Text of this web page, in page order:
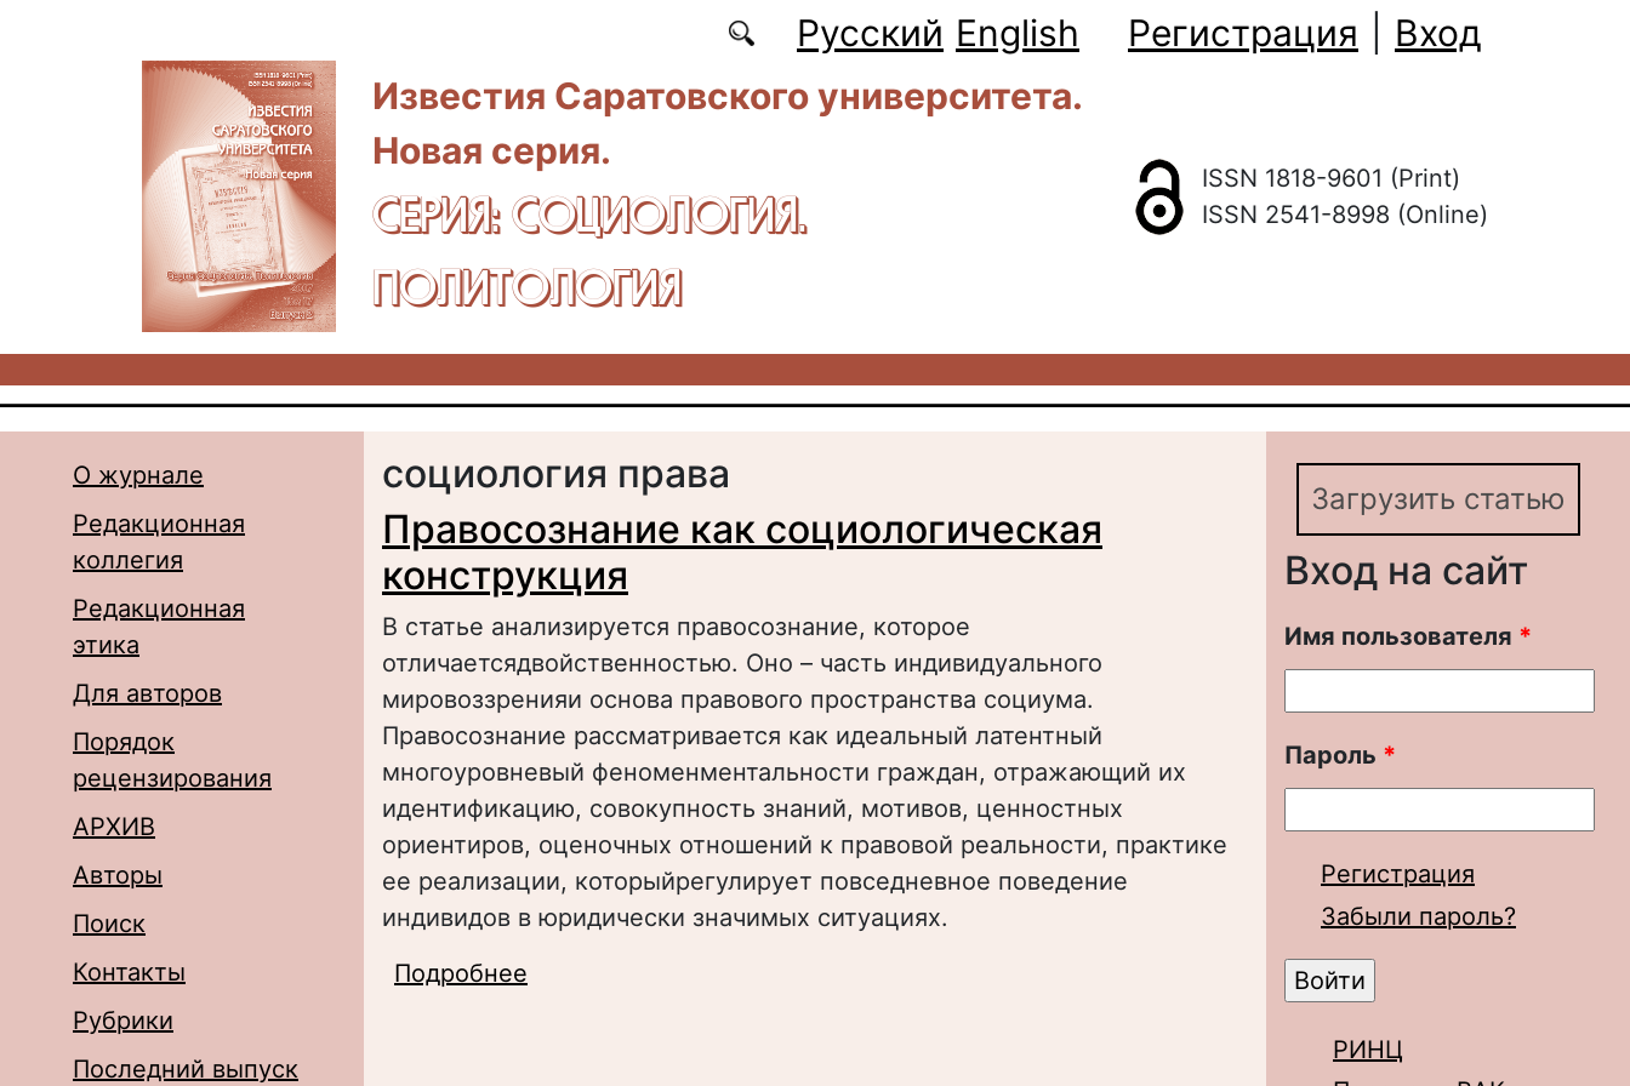
Русский English Регистрация
Вход
Известия Саратовского университета.
Новая серия.
СЕРИЯ: CОЦИОЛОГИЯ.
ПОЛИТОЛОГИЯ
ISSN 1818-9601 (Print)
ISSN 2541-8998 (Online)
О журнале
Редакционная
коллегия
Редакционная
этика
Для авторов
Порядок
рецензирования
АРХИВ
Авторы
Поиск
Контакты
Рубрики
Последний выпуск
социология права
Правосознание как социологическая
конструкция
В статье анализируется правосознание, которое
отличаетсядвойственностью. Оно – часть индивидуального
мировоззренияи основа правового пространства социума.
Правосознание рассматривается как идеальный латентный
многоуровневый феноменментальности граждан, отражающий их
идентификацию, совокупность знаний, мотивов, ценностных
ориентиров, оценочных отношений к правовой реальности, практике
ее реализации, которыйрегулирует повседневное поведение
индивидов в юридически значимых ситуациях.
Подробнее
Загрузить статью
Вход на сайт
Имя пользователя *
Пароль *
Регистрация
Забыли пароль?
РИНЦ